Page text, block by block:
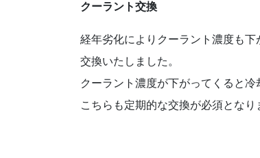
クーラント交換
経年劣化によりクーラント濃度も下
交換いたしました。
クーラント濃度が下がってくると
こちらも定期的な交換が必須となり